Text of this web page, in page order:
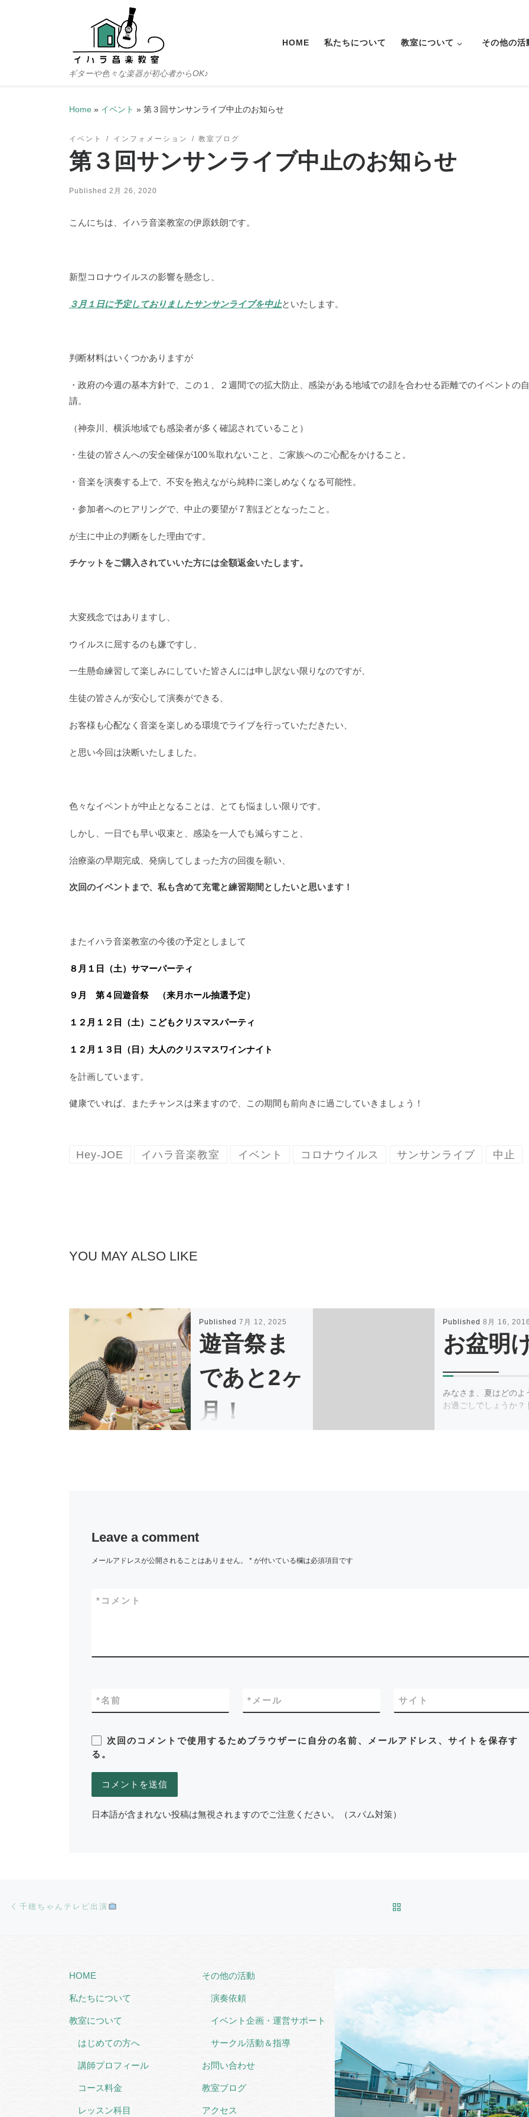
ギターや色々な楽器が初心者からOK♪
HOME 私たちについて 教室について その他の活
Home » イベント » 第３回サンサンライブ中止のお知らせ
イベント インフォメーション 教室ブログ
第３回サンサンライブ中止のお知らせ
Published 2月 26, 2020
こんにちは、イハラ音楽教室の伊原鉄朗です。
新型コロナウイルスの影響を懸念し、
３月１日に予定しておりましたサンサンライブを中止といたします。
判断材料はいくつかありますが
・政府の今週の基本方針で、この１、２週間での拡大防止、 感染がある地域での顔を合わせる距離でのイベントの
請。
（神奈川、横浜地域でも感染者が多く確認されていること）
・生徒の皆さんへの安全確保が100％取れないこと、 ご家族へのご心配をかけること。
・音楽を演奏する上で、 不安を抱えながら純粋に楽しめなくなる可能性。
・参加者へのヒアリングで、中止の要望が７割ほどとなったこと。
が主に中止の判断をした理由です。
チケットをご購入されていいた方には全額返金いたします。
大変残念ではありますし、
ウイルスに屈するのも嫌ですし、
一生懸命練習して楽しみにしていた皆さんには申し訳ない限りなのですが、
生徒の皆さんが安心して演奏ができる、
お客様も心配なく音楽を楽しめる環境でライブを行っていただきたい、
と思い今回は決断いたしました。
色々なイベントが中止となることは、とても悩ましい限りです。
しかし、一日でも早い収束と、感染を一人でも減らすこと、
治療薬の早期完成、発病してしまった方の回復を願い、
次回のイベントまで、私も含めて充電と練習期間としたいと思います！
またイハラ音楽教室の今後の予定としまして
８月１日（土）サマーパーティ
９月 第４回遊音祭 （来月ホール抽選予定）
１２月１２日（土）こどもクリスマスパーティ
１２月１３日（日）大人のクリスマスワインナイト
を計画しています。
健康でいれば、またチャンスは来ますので、この期間も前向きに過ごしていきましょう！
Hey-JOE イハラ音楽教室 イベント コロナウイルス サンサンライブ 中止
YOU MAY ALSO LIKE
Published7月 12, 2025
遊音祭ま
であと2ヶ
月！
Published 8月 16, 2016
お盆明
みなさま、夏はどのよ
お過ごしでしょうか
Leave a comment
メールアドレスが公開されることはありません。 *が付いている欄は必須項目です
コメント
*
名前
* メール
* サイト
次回のコメントで使用するためブラウザーに自分の名前、メールアドレス、サイトを保存す
る。
日本語が含まれない投稿は無視されますのでご注意ください。（スパム対策）
Post navigation
千穂ちゃんテレビ出演
HOME
私たちについて
教室について
はじめての方へ
講師プロフィール
コース料金
レッスン科目
その他の活動
演奏依頼
イベント企画・運営サポート
サークル活動＆指導
お問い合わせ
教室ブログ
アクセス